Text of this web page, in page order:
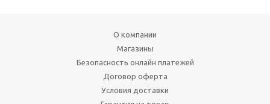
О компании
Магазины
Безопасность онлайн платежей
Договор оферта
Условия доставки